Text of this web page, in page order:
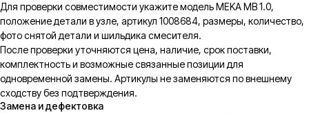
Для проверки совместимости укажите модель MEKA MB 1.0,
положение детали в узле, артикул 1008684, размеры, количество,
фото снятой детали и шильдика смесителя.
После проверки уточняются цена, наличие, срок поставки,
комплектность и возможные связанные позиции для
одновременной замены. Артикулы не заменяются по внешнему
сходству без подтверждения.
Замена и дефектовка